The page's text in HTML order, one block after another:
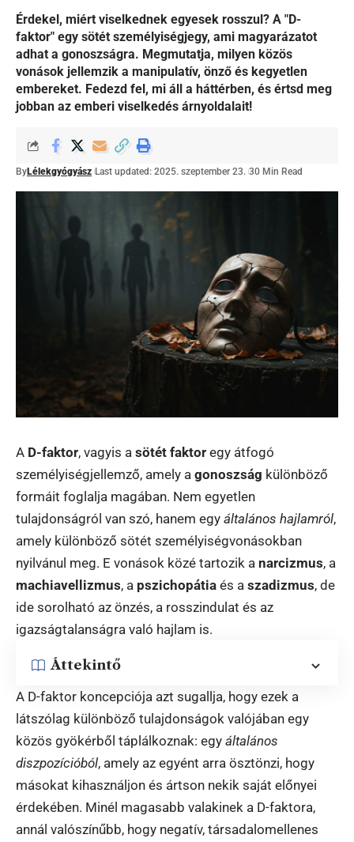
Érdekel, miért viselkednek egyesek rosszul? A "D-
faktor" egy sötét személyiségjegy, ami magyarázatot
adhat a gonoszságra. Megmutatja, milyen közös
vonások jellemzik a manipulatív, önző és kegyetlen
embereket. Fedezd fel, mi áll a háttérben, és értsd meg
jobban az emberi viselkedés árnyoldalait!
ByLélekgyógyász Last updated: 2025. szeptember 23. 30 Min Read
A D-faktor, vagyis a sötét faktor egy átfogó
személyiségjellemző, amely a gonoszság különböző
formáit foglalja magában. Nem egyetlen
tulajdonságról van szó, hanem egy általános hajlamról,
amely különböző sötét személyiségvonásokban
nyilvánul meg. E vonások közé tartozik a narcizmus, a
machiavellizmus, a pszichopátia és a szadizmus, de
ide sorolható az önzés, a rosszindulat és az
igazságtalanságra való hajlam is.
Áttekintő
A D-faktor koncepciója azt sugallja, hogy ezek a
látszólag különböző tulajdonságok valójában egy
közös gyökérből táplálkoznak: egy általános
diszpozícióból, amely az egyént arra ösztönzi, hogy
másokat kihasználjon és ártson nekik saját előnyei
érdekében. Minél magasabb valakinek a D-faktora,
annál valószínűbb, hogy negatív, társadalomellenes